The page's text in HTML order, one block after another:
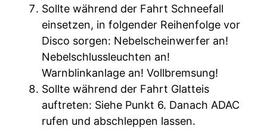
Sollte während der Fahrt Schneefall
einsetzen, in folgender Reihenfolge vor
Disco sorgen: Nebelscheinwerfer an!
Nebelschlussleuchten an!
Warnblinkanlage an! Vollbremsung!
Sollte während der Fahrt Glatteis
auftreten: Siehe Punkt 6. Danach ADAC
rufen und abschleppen lassen.